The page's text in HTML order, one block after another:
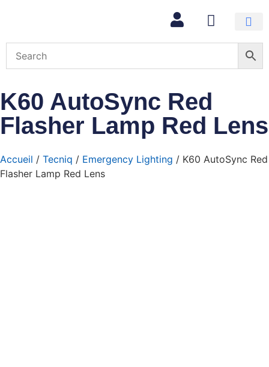
K60 AutoSync Red
Flasher Lamp Red Lens
Accueil / Tecniq / Emergency Lighting / K60 AutoSync Red
Flasher Lamp Red Lens